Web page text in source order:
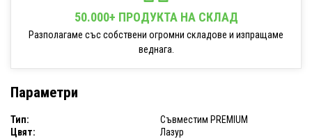
50.000+ ПРОДУКТА НА СКЛАД
Разполагаме със собствени огромни складове и изпращаме
веднага.
Параметри
Тип:
Съвместим PREMIUM
Цвят:
Лазур